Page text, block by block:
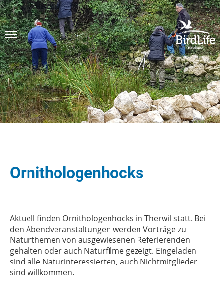
Menü
Ornithologenhocks
Aktuell finden Ornithologenhocks in Therwil statt. Bei
den Abendveranstaltungen werden Vorträge zu
Naturthemen von ausgewiesenen Referierenden
gehalten oder auch Naturfilme gezeigt. Eingeladen
sind alle Naturinteressierten, auch Nichtmitglieder
sind willkommen.